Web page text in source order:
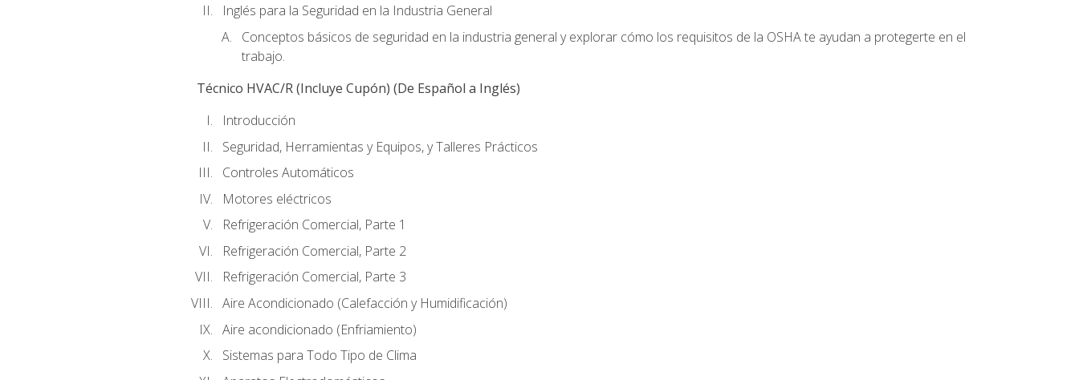
Inglés para la Seguridad en la Industria General
Conceptos básicos de seguridad en la industria general y explorar cómo los requisitos de la OSHA te ayudan a protegerte en el
trabajo.
Técnico HVAC/R (Incluye Cupón) (De Español a Inglés)
Introducción
Seguridad, Herramientas y Equipos, y Talleres Prácticos
Controles Automáticos
Motores eléctricos
Refrigeración Comercial, Parte 1
Refrigeración Comercial, Parte 2
Refrigeración Comercial, Parte 3
Aire Acondicionado (Calefacción y Humidificación)
Aire acondicionado (Enfriamiento)
Sistemas para Todo Tipo de Clima